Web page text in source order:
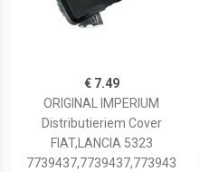
€ 7.49
ORIGINAL IMPERIUM
Distributieriem Cover
FIAT,LANCIA 5323
7739437,7739437,773943